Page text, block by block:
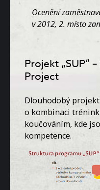
Ocenění
v 2012, 2. místo
Projekt „SUP“
Project
Dlouhodobý projekt
o kombinaci
koučováním, kde
kompetence.